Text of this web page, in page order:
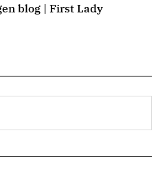
blog | First Lady